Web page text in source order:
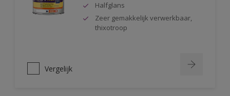
Halfglans
Zeer gemakkelijk verwerkbaar,
thixotroop
Vergelijk